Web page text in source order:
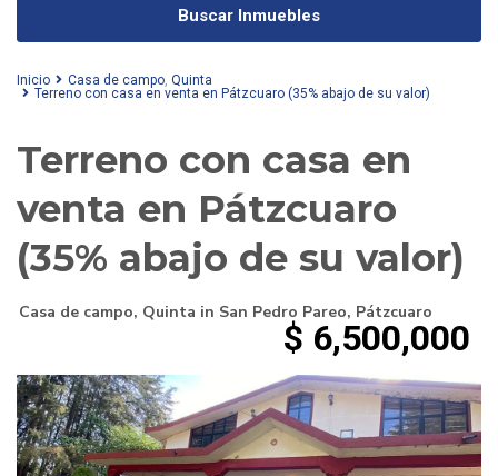
Buscar Inmuebles
Inicio Casa de campo, Quinta
Terreno con casa en venta en Pátzcuaro (35% abajo de su valor)
Terreno con casa en
venta en Pátzcuaro
(35% abajo de su valor)
Casa de campo, Quinta in San Pedro Pareo, Pátzcuaro
$ 6,500,000